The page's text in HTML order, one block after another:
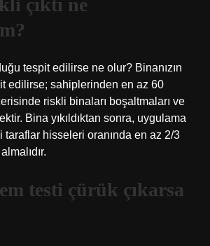
çıktı ne
tespit edilirse ne olur? Binanızın
edilirse; sahiplerinden en az 60
riskli binaları boşaltmaları ve
Bina yıkıldıktan sonra, uygulama
taraflar hisseleri oranında en az 2/3
testi çürük çıkarsa